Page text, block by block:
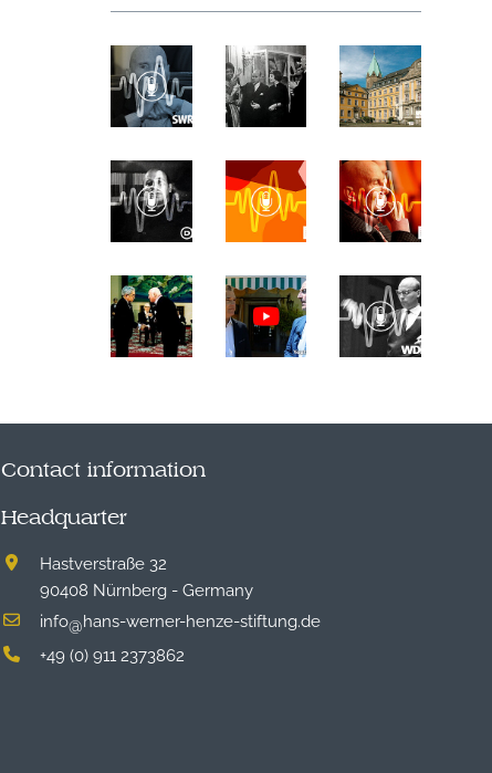
Contact information
Headquarter
Hastverstraße 32
90408 Nürnberg - Germany
info@hans-werner-henze-stiftung.de
+49 (0) 911 2373862